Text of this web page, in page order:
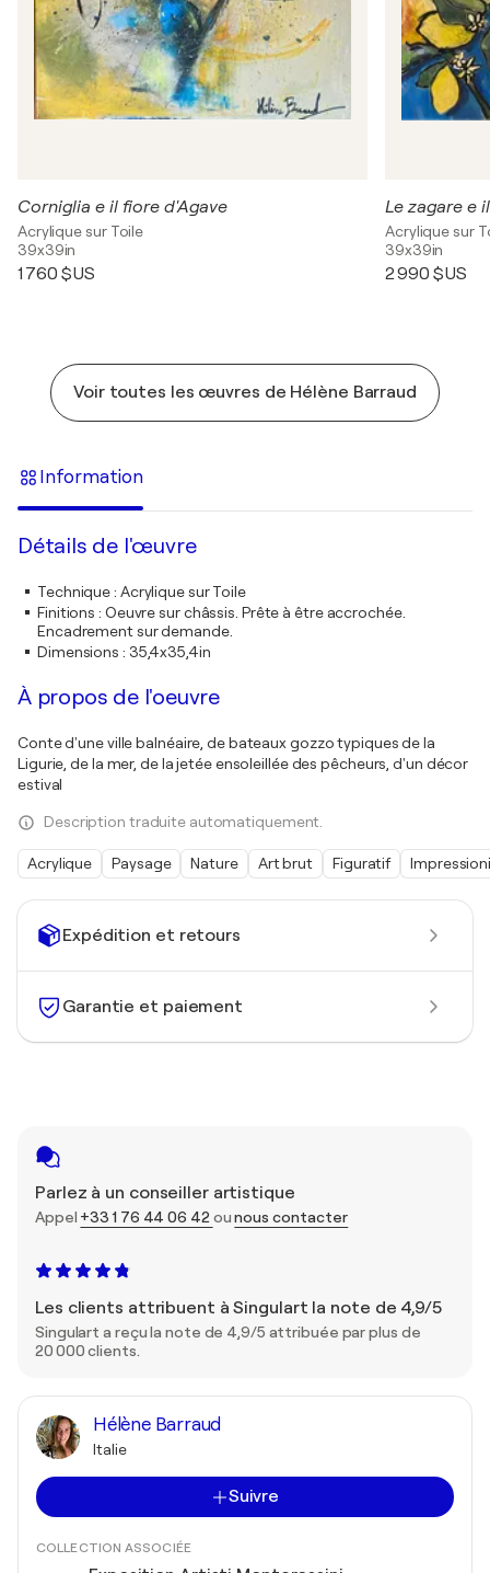
Expédition et retours
Garantie et paiement
Parlez à un conseiller artistique
Appel +33 1 76 44 06 42 ounous contacter
Les clients attribuent à Singulart la note de 4,9/5
Singulart a reçu la note de 4,9/5 attribuée par plus de
20 000 clients.
Hélène Barraud
Italie
Suivre
COLLECTION ASSOCIÉE
Corniglia e il fiore d'Agave
Acrylique sur Toile
39x39in
1 760 $US
Le zagare e
Acrylique sur
39x39in
2 990 $US
Voir toutes les œuvres de Hélène Barraud
Information
Détails de l'œuvre
Technique: Acrylique sur Toile
Finitions : Oeuvre sur châssis. Prête à être accrochée.
Encadrement sur demande.
Dimensions : 35,4x35,4in
À propos de l'oeuvre
Conte d'une ville balnéaire, de bateaux gozzo typiques de la
Ligurie, de la mer, de la jetée ensoleillée des pêcheurs, d'un décor
estival
Description traduite automatiquement.
Acrylique Paysage Nature Art brut Figuratif